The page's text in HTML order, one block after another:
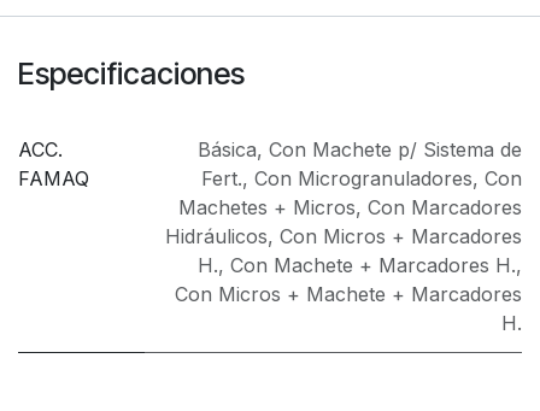
Especificaciones
ACC.
FAMAQ
Básica, Con Machete p/ Sistema de
Fert., Con Microgranuladores, Con
Machetes + Micros, Con Marcadores
Hidráulicos, Con Micros + Marcadores
H., Con Machete + Marcadores H.,
Con Micros + Machete + Marcadores
H.